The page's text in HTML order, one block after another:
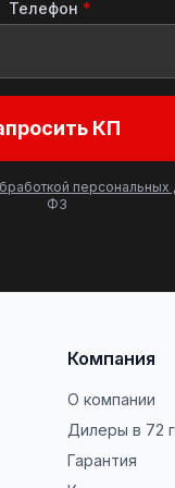
Телефон *
КП
персональных
ФЗ
Компания
О компании
Дилеры в 72
Гарантия